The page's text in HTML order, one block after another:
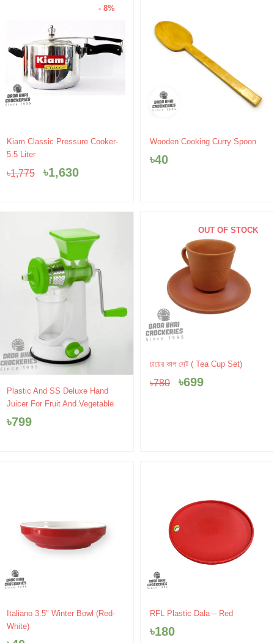
- 8%
Kiam Classic Pressure Cooker-
5.5 Liter
৳1,775
Original
৳1,775.
৳1,630
Current
৳1,630.
Wooden Cooking Curry Spoon
৳40
Plastic And SS Deluxe Hand
Juicer For Fruit And Vegetable
৳799
OUT OF STOCK
চায়ের কাপ সেট ( Tea Cup Set)
৳780
Original
price
was:
৳699
Current
is:
Italiano 3.5″ Winter Bowl (Red-
White)
RFL Plastic Dala – Red
৳180